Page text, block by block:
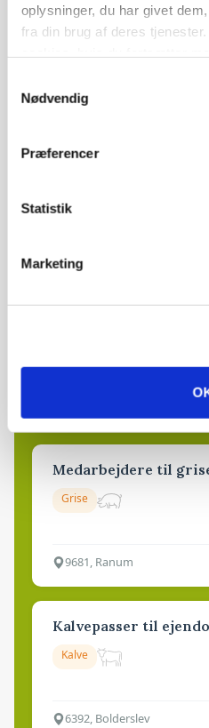
oplysninger, du har givet
fra din brug af deres
Nødvendig
Præferencer
Statistik
Marketing
i
Rørlægger /
Anlæg
Medarbejdere til
Grise
9681, Ranum
Kalvepasser til
Kalve
6392, Bolderslev